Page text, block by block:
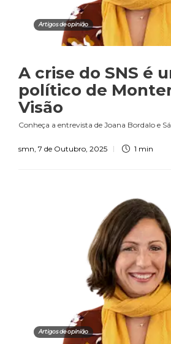
Artigos de opinião
A crise do SNS é
político de
Visão
Conheça a entrevista de Joana Bordalo e
smn, 7 de Outubro, 2025 1 min
Artigos de opinião